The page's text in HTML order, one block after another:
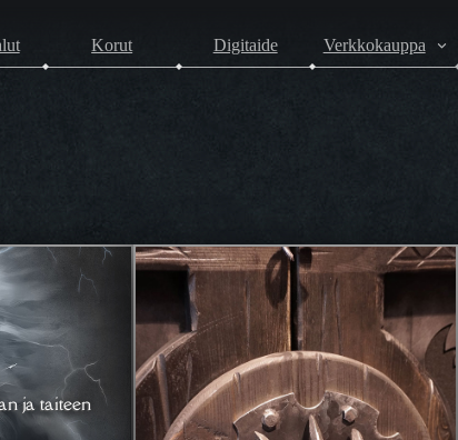
Korut Digitaide Verkkokauppa
ja taiteen